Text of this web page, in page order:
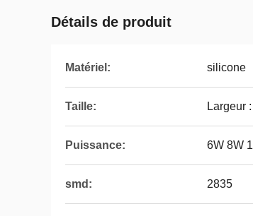
Détails de produit
Matériel: silicone
Taille: Largeur
Puissance: 6W 8W
smd: 2835